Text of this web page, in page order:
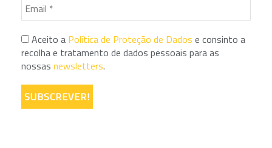
Aceito a Política de Proteção de Dados e consinto a
recolha e tratamento de dados pessoais para as
nossas newsletters.